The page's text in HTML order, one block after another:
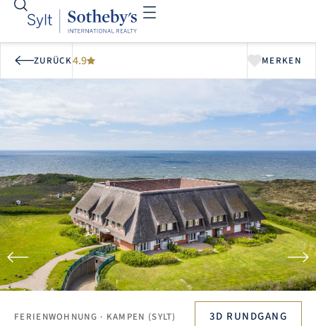
ZURÜCK4.9 MERKEN
FERIENWOHNUNG · KAMPEN (SYLT) 3D RUNDGANG